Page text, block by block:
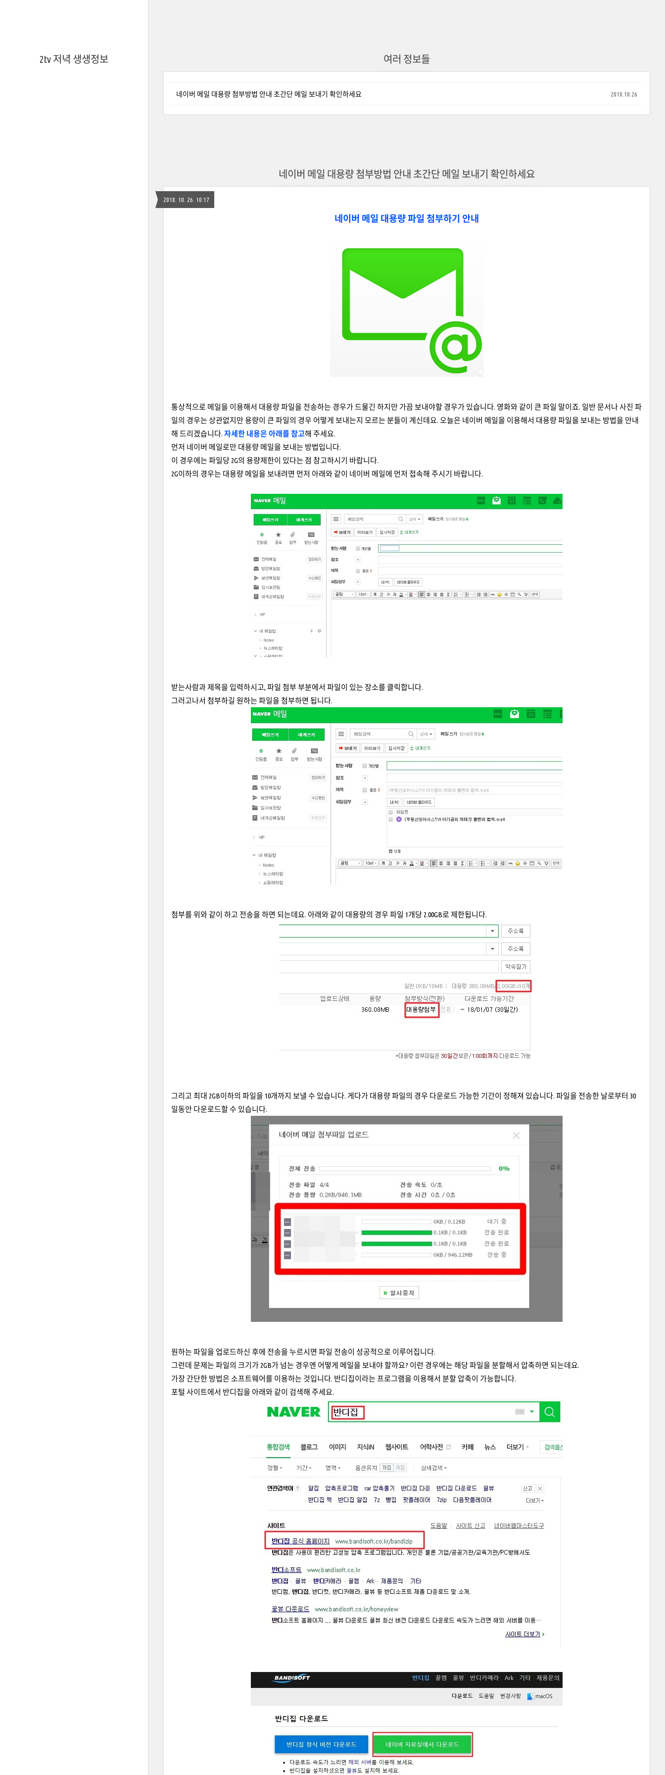
2tv 저녁 생생정보 여러 정보들
네이버 메일 대용량 첨부방법 안내 초간단 메일 보내기 확인하세요 2018.10.26
네이버 메일 대용량 첨부방법 안내 초간단 메일 보내기 확인하세요
2018. 10. 26. 10:17
네이버 메일 대용량 파일 첨부하기 안내
통상적으로 메일을 이용해서 대용량 파일을 전송하는 경우가 드물긴 하지만 가끔 보내야할 경우가 있습니다. 영화와 같이 큰 파일 말이죠. 일반 문서나 사진 파
일의 경우는 상관없지만 용량이 큰 파일의 경우 어떻게 보내는지 모르는 분들이 계신데요. 오늘은 네이버 메일을 이용해서 대용량 파일을 보내는 방법을 안내
해 드리겠습니다. 자세한 내용은 아래를 참고해 주세요.
먼저 네이버 메일로만 대용량 메일을 보내는 방법입니다.
이 경우에는 파일당 2G의 용량제한이 있다는 점 참고하시기 바랍니다.
2G이하의 경우는 대용량 메일을 보내려면 먼저 아래와 같이 네이버 메일에 먼저 접속해 주시기 바랍니다.
받는사람과 제목을 입력하시고, 파일 첨부 부분에서 파일이 있는 장소를 클릭합니다.
그러고나서 첨부하길 원하는 파일을 첨부하면 됩니다.
첨부를 위와 같이 하고 전송을 하면 되는데요. 아래와 같이 대용량의 경우 파일 1개당 2.00GB로 제한됩니다.
그리고 최대 2GB이하의 파일을 10개까지 보낼 수 있습니다. 게다가 대용량 파일의 경우 다운로드 가능한 기간이 정해져 있습니다. 파일을 전송한 날로부터 30
일동안 다운로드할 수 있습니다.
원하는 파일을 업로드하신 후에 전송을 누르시면 파일 전송이 성공적으로 이루어집니다.
그런데 문제는 파일의 크기가 2GB가 넘는 경우엔 어떻게 메일을 보내야 할까요? 이런 경우에는 해당 파일을 분할해서 압축하면 되는데요.
가장 간단한 방법은 소프트웨어를 이용하는 것입니다. 반디집이라는 프로그램을 이용해서 분할 압축이 가능합니다.
포털 사이트에서 반디집을 아래와 같이 검색해 주세요.